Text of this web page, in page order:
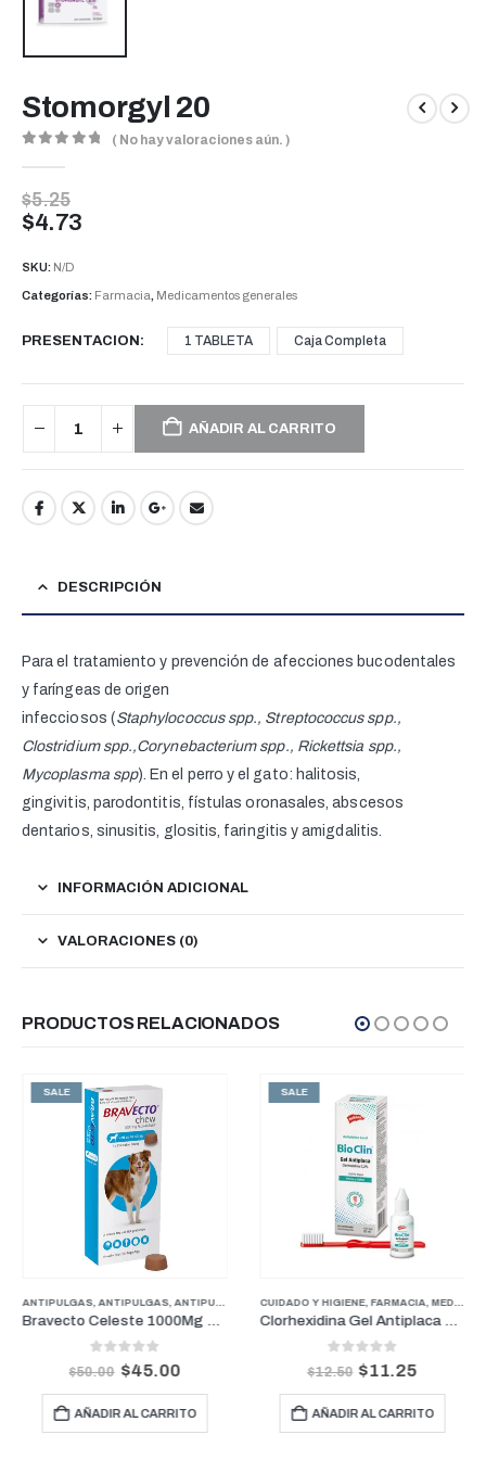
Stomorgyl 20
( No hay valoraciones aún. )
$5.25
$4.73
SKU: N/D
Categorías: Farmacia, Medicamentos generales
PRESENTACION 1 TABLETA Caja Completa
AÑADIR AL CARRITO
DESCRIPCIÓN
Para el tratamiento y prevención de afecciones bucodentales
y faríngeas de origen
infecciosos (Staphylococcus spp., Streptococcus spp.,
Clostridium spp.,Corynebacterium spp., Rickettsia spp.,
Mycoplasma spp). En el perro y el gato: halitosis,
gingivitis, parodontitis, fístulas oronasales, abscesos
dentarios, sinusitis, glositis, faringitis y amigdalitis.
INFORMACIÓN ADICIONAL
VALORACIONES (0)
PRODUCTOS RELACIONADOS
SALE
ANTIPULGAS, ANTIPULGAS, ANTIPULGAS PERROS PESOS GRANDES ,FARMACIA,
out of 5
$50.00 $45.00
AÑADIR AL CARRITO
SALE
CUIDADO Y HIGIENE, FARMACIA MEDICAMENTOS GENERALES
out of 5
$12.50 $11.25
AÑADIR AL CARRITO